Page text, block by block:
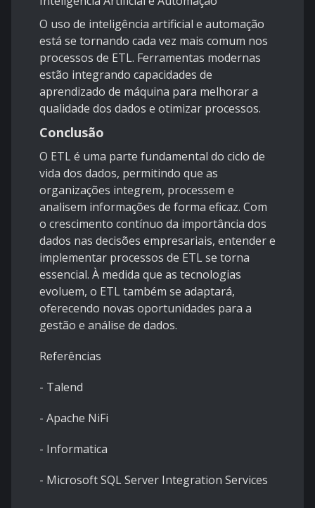
O uso de inteligência artificial e automação
está se tornando cada vez mais comum nos
processos de ETL. Ferramentas modernas
estão integrando capacidades de
aprendizado de máquina para melhorar a
qualidade dos dados e otimizar processos.
Conclusão
O ETL é uma parte fundamental do ciclo de
vida dos dados, permitindo que as
organizações integrem, processem e
analisem informações de forma eficaz. Com
o crescimento contínuo da importância dos
dados nas decisões empresariais, entender e
implementar processos de ETL se torna
essencial. À medida que as tecnologias
evoluem, o ETL também se adaptará,
oferecendo novas oportunidades para a
gestão e análise de dados.
Referências
- Talend
- Apache NiFi
- Informatica
- Microsoft SQL Server Integration Services